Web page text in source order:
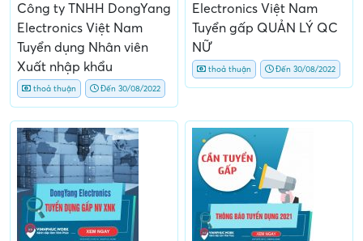
Công ty TNHH DongYang
Electronics Việt Nam
Tuyển dụng Nhân viên
Xuất nhập khẩu
thoả thuận Đến 30/08/2022
Electronics Việt Nam
Tuyển gấp QUẢN LÝ QC
NỮ
thoả thuận Đến 30/08/2022